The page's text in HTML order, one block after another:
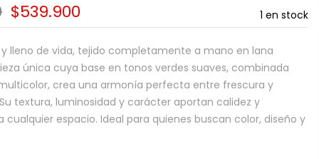
1 en stock
$539.900
y lleno de vida, tejido completamente a mano en lana
única cuya base en tonos verdes suaves, combinada
crea una armonía perfecta entre frescura y
textura, luminosidad y carácter aportan calidez y
cualquier espacio. Ideal para quienes buscan color, diseño y